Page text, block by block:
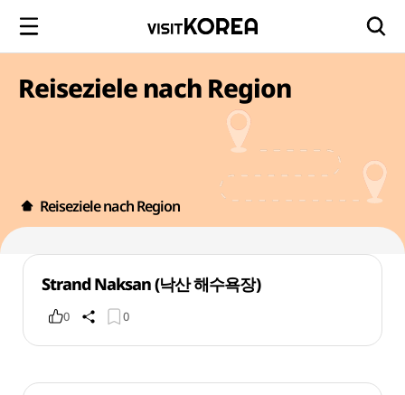
Reiseziele nach Region
Reiseziele nach Region
Strand Naksan (낙산 해수욕장)
0 0